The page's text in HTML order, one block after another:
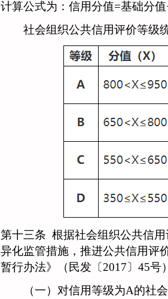
计算公式为：信用分值=基础分值
社会组织公共信用评价等级
第十三条 根据社会组织公共信
异化监管措施，推进公共信用评
暂行办法》（民发〔2017〕45号
（一）对信用等级为A的社